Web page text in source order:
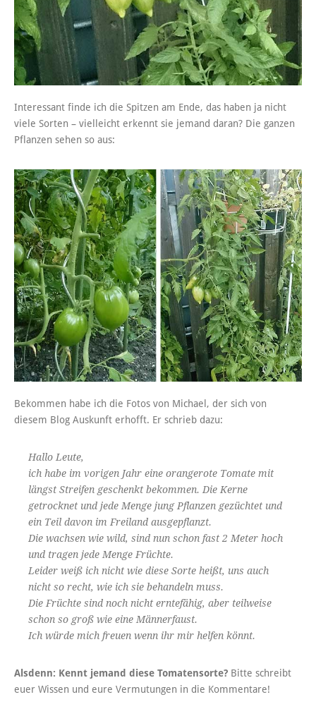
Interessant finde ich die Spitzen am Ende, das haben ja nicht
viele Sorten – vielleicht erkennt sie jemand daran? Die ganzen
Pflanzen sehen so aus:
Bekommen habe ich die Fotos von Michael, der sich von
diesem Blog Auskunft erhofft. Er schrieb dazu:
Hallo Leute,
ich habe im vorigen Jahr eine orangerote Tomate mit
längst Streifen geschenkt bekommen. Die Kerne
getrocknet und jede Menge jung Pflanzen gezüchtet und
ein Teil davon im Freiland ausgepflanzt.
Die wachsen wie wild, sind nun schon fast 2 Meter hoch
und tragen jede Menge Früchte.
Leider weiß ich nicht wie diese Sorte heißt, uns auch
nicht so recht, wie ich sie behandeln muss.
Die Früchte sind noch nicht erntefähig, aber teilweise
schon so groß wie eine Männerfaust.
Ich würde mich freuen wenn ihr mir helfen könnt.
Alsdenn: Kennt jemand diese Tomatensorte? Bitte schreibt
euer Wissen und eure Vermutungen in die Kommentare!